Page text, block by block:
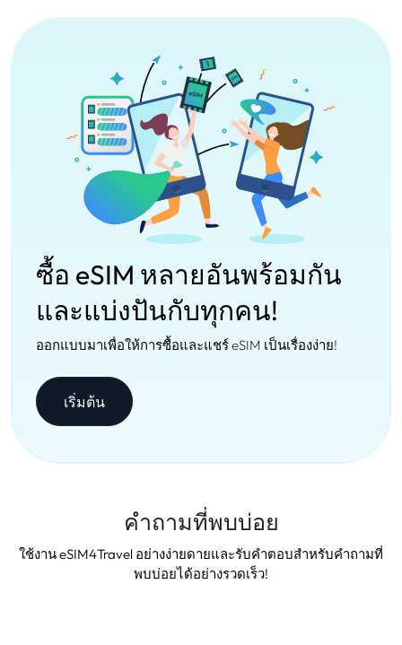
ซื้อ eSIM หลายอันพร้อมกัน
และแบ่งปันกับทุกคน!
ออกแบบมาเพื่อให้การซื้อและแชร์ eSIM เป็นเรื่องง่าย!
เริ่มต้น
คำถามที่พบบ่อย
ใช้งาน eSIM4Travel อย่างง่ายดายและรับคำตอบสำหรับคำถามที่
พบบ่อยได้อย่างรวดเร็ว!